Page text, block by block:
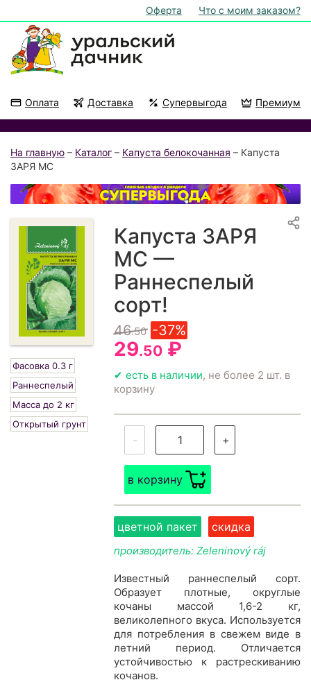
Оферта Что с моим заказом?
Оплата Доставка Супервыгода Премиум
На главную – Каталог – Капуста белокочанная – Капуста
ЗАРЯ МС
Фасовка 0.3 г
Раннеспелый
Масса до 2 кг
Открытый грунт
Капуста ЗАРЯ
МС —
Раннеспелый
сорт!
46.50 -37%
29.50 ₽
✔ есть в наличии, не более 2 шт. в
корзину
- +
в корзину
цветной пакет скидка
производитель: Zeleninový ráj
Известный раннеспелый сорт.
Образует плотные, округлые
кочаны массой 1,6-2 кг,
великолепного вкуса. Используется
для потребления в свежем виде в
летний период. Отличается
устойчивостью к растрескиванию
кочанов.